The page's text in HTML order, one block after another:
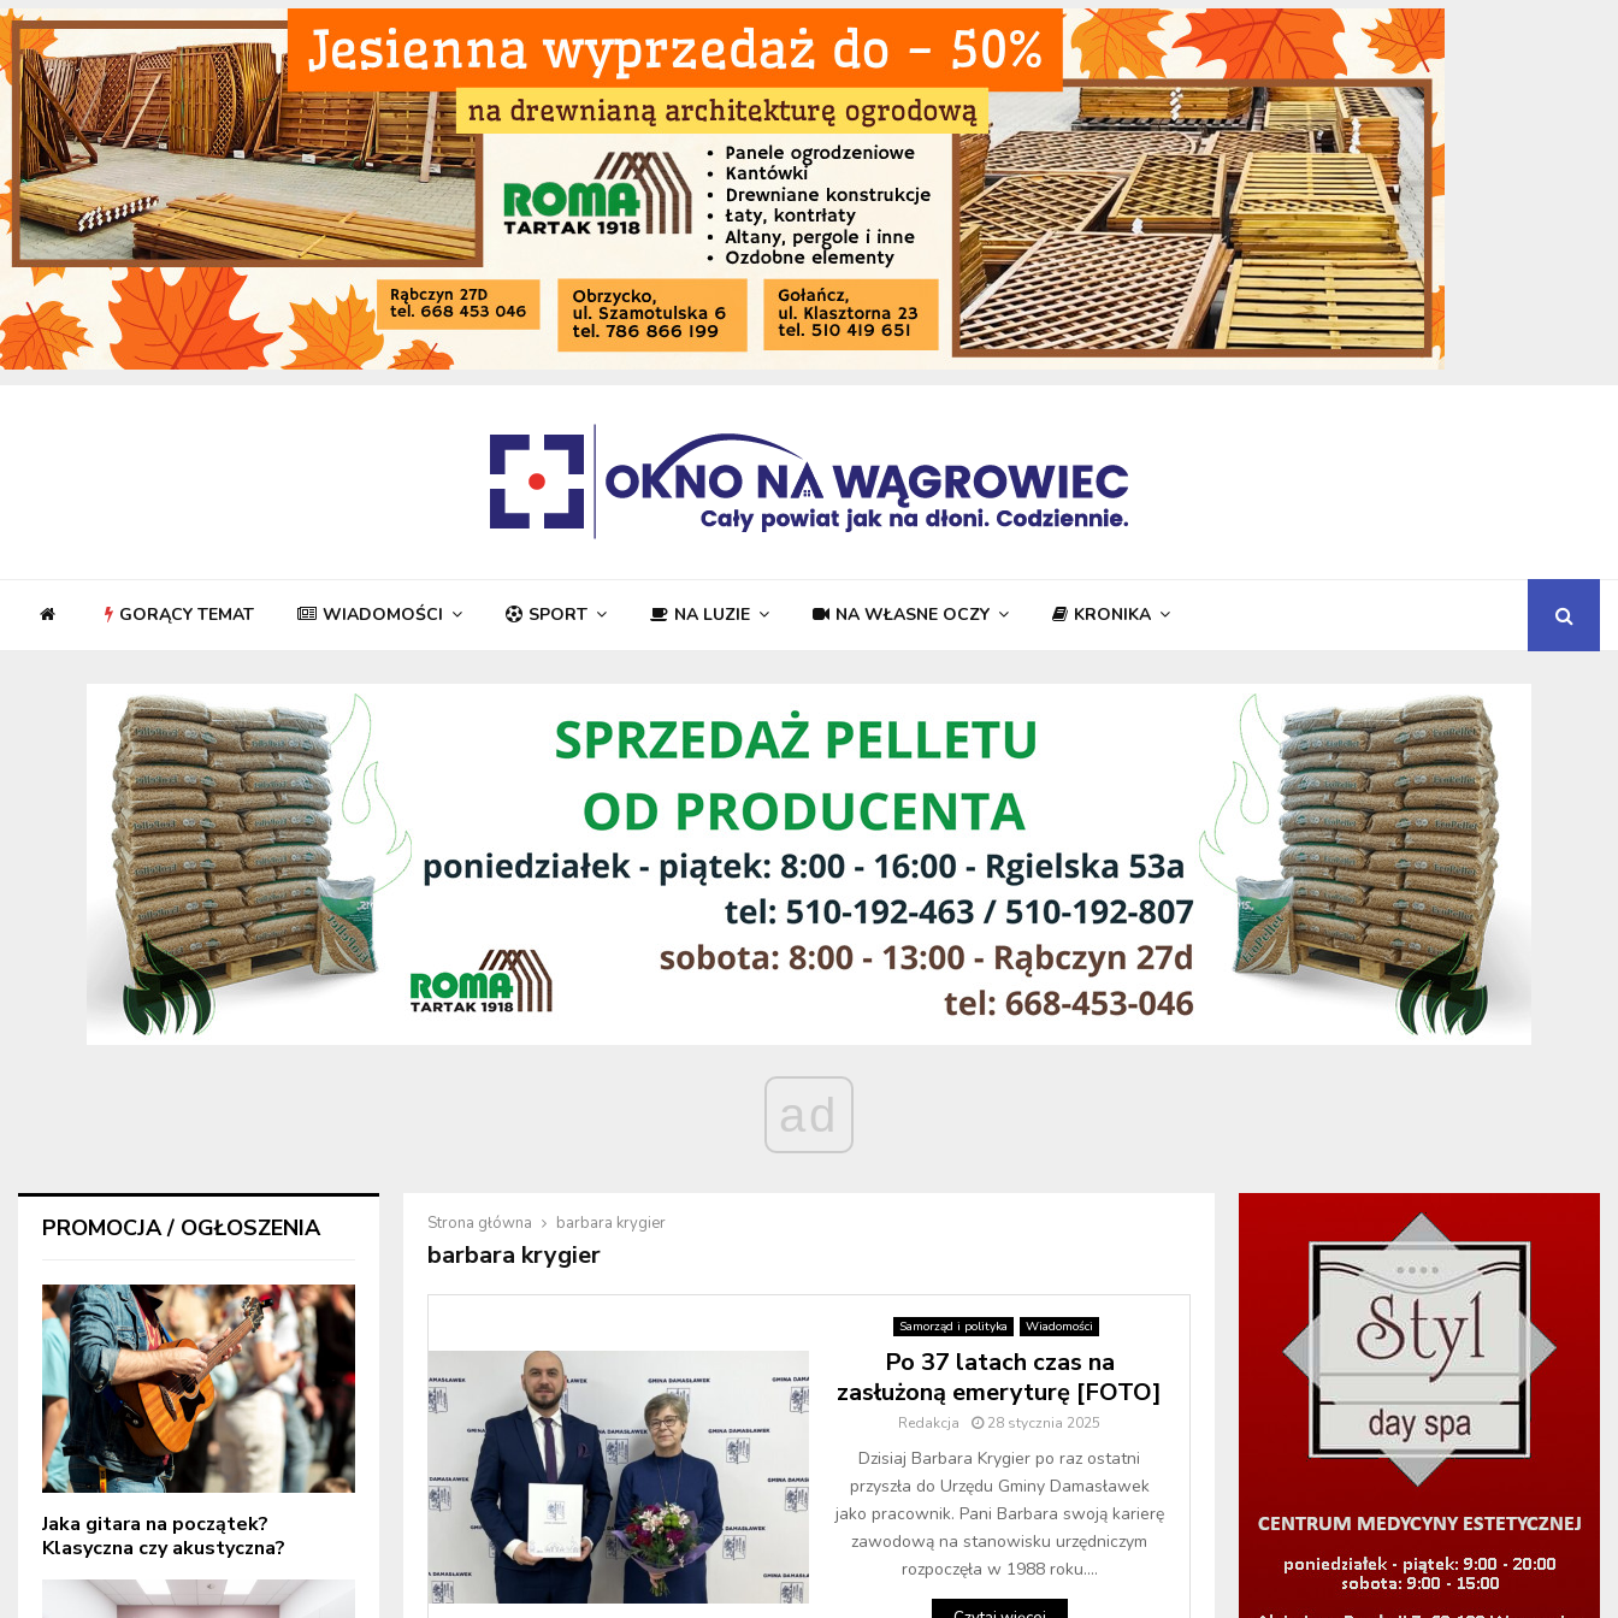
GORĄCY TEMAT WIADOMOŚCI SPORT NA LUZIE NA WŁASNE OCZY KRONIKA
ad
Strona główna barbara krygier
barbara krygier
Samorząd i polityka Wiadomości
Po 37 latach czas na
zasłużoną emeryturę [FOTO]
Redakcja 28 stycznia 2025
Dzisiaj Barbara Krygier po raz ostatni
przyszła do Urzędu Gminy Damasławek
jako pracownik. Pani Barbara swoją karierę
zawodową na stanowisku urzędniczym
rozpoczęła w 1988 roku....
PROMOCJA / OGŁOSZENIA
Jaka gitara na początek?
Klasyczna czy akustyczna?